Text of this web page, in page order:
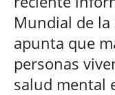
Mundial de la
apunta que
personas
salud mental